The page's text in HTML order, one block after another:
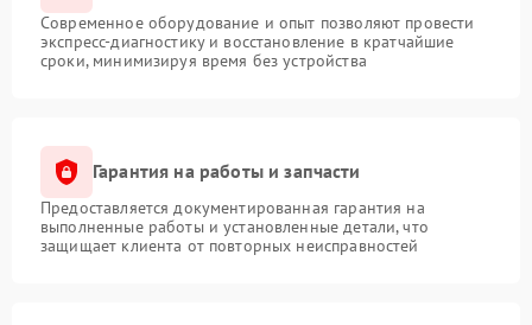
Современное оборудование и опыт позволяют провести
экспресс-диагностику и восстановление в кратчайшие
сроки, минимизируя время без устройства
Гарантия на работы и запчасти
Предоставляется документированная гарантия на
выполненные работы и установленные детали, что
защищает клиента от повторных неисправностей